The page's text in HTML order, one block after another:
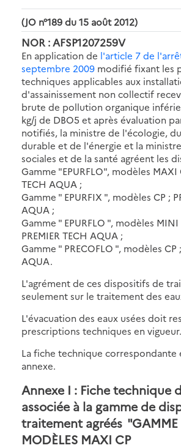
(JO n°189 du 15 août 2012)
NOR : AFSP1207259V
En application de l'article 7 de
septembre 2009 modifié fixant les
techniques applicables aux
d'assainissement non collectif
brute de pollution organique
kg/j de DBO5 et après évaluation
notifiés, la ministre de l'écologie,
durable et de l'énergie et la
sociales et de la santé agréent les
Gamme "EPURFLO", modèles MAXI
TECH AQUA ;
Gamme " EPURFIX ", modèles CP ;
AQUA ;
Gamme " EPURFLO ", modèles MINI
PREMIER TECH AQUA ;
Gamme " PRECOFLO ", modèles CP
AQUA.
L'agrément de ces dispositifs de
seulement sur le traitement des
L'évacuation des eaux usées doit
prescriptions techniques en vigueur.
La fiche technique correspondante
annexe.
Annexe I : Fiche technique
associée à la gamme de
traitement agréés "GAMME
MODÈLES MAXI CP